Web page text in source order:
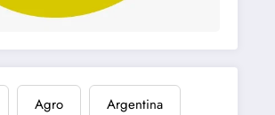
Agro Argentina